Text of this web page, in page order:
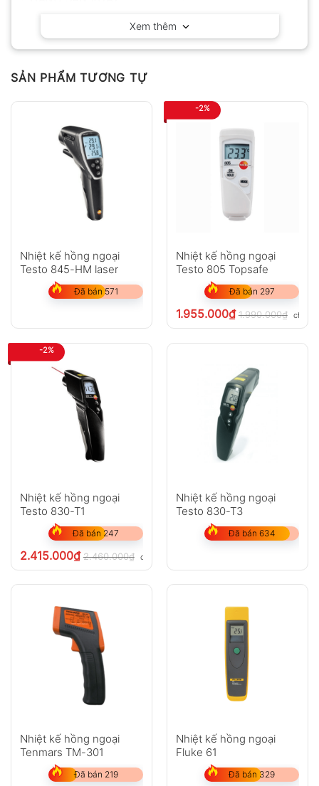
Xem thêm
SẢN PHẨM TƯƠNG TỰ
Nhiệt kế hồng ngoại
Testo 845-HM laser
Đã bán 571
-2%
Nhiệt kế hồng ngoại
Testo 805 Topsafe
Đã bán 297
1.955.000₫ 1.990.000₫ chưa
-2%
Nhiệt kế hồng ngoại
Testo 830-T1
Đã bán 247
2.415.000₫ 2.460.000₫ chưa VAT 8%
Nhiệt kế hồng ngoại
Testo 830-T3
Đã bán 634
Nhiệt kế hồng ngoại
Tenmars TM-301
Đã bán 219
Nhiệt kế hồng ngoại
Fluke 61
Đã bán 329